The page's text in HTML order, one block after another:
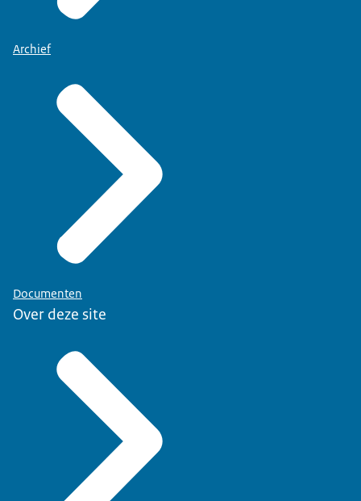
Archief
Documenten
Over deze site